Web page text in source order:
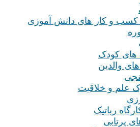
و کار های دانش آموزی
های کودک
والدین
علم و خلاقیت
رباتیک
پرتابی